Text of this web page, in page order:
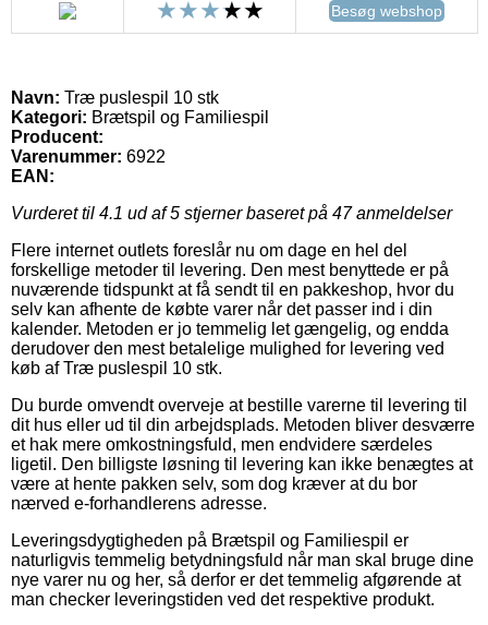
Besøg webshop
Navn: Træ puslespil 10 stk
Kategori: Brætspil og Familiespil
Producent:
Varenummer: 6922
EAN:
Vurderet til 4.1 ud af 5 stjerner baseret på 47anmeldelser
Flere internet outlets foreslår nu om dage en hel del
forskellige metoder til levering. Den mest benyttede er på
nuværende tidspunkt at få sendt til en pakkeshop, hvor du
selv kan afhente de købte varer når det passer ind i din
kalender. Metoden er jo temmelig let gængelig, og endda
derudover den mest betalelige mulighed for levering ved
køb af Træ puslespil 10 stk.
Du burde omvendt overveje at bestille varerne til levering til
dit hus eller ud til din arbejdsplads. Metoden bliver desværre
et hak mere omkostningsfuld, men endvidere særdeles
ligetil. Den billigste løsning til levering kan ikke benægtes at
være at hente pakken selv, som dog kræver at du bor
nærved e-forhandlerens adresse.
Leveringsdygtigheden på Brætspil og Familiespil er
naturligvis temmelig betydningsfuld når man skal bruge dine
nye varer nu og her, så derfor er det temmelig afgørende at
man checker leveringstiden ved det respektive produkt.